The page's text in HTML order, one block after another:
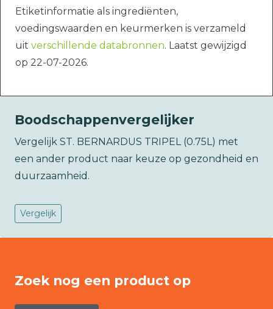
Etiketinformatie als ingrediënten,
voedingswaarden en keurmerken is verzameld
uit verschillende databronnen. Laatst gewijzigd
op 22-07-2026.
Boodschappenvergelijker
Vergelijk ST. BERNARDUS TRIPEL (0.75L) met
een ander product naar keuze op gezondheid en
duurzaamheid.
Vergelijk
Zoek nog een product op